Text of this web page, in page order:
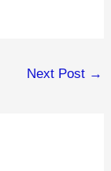
Next Post →